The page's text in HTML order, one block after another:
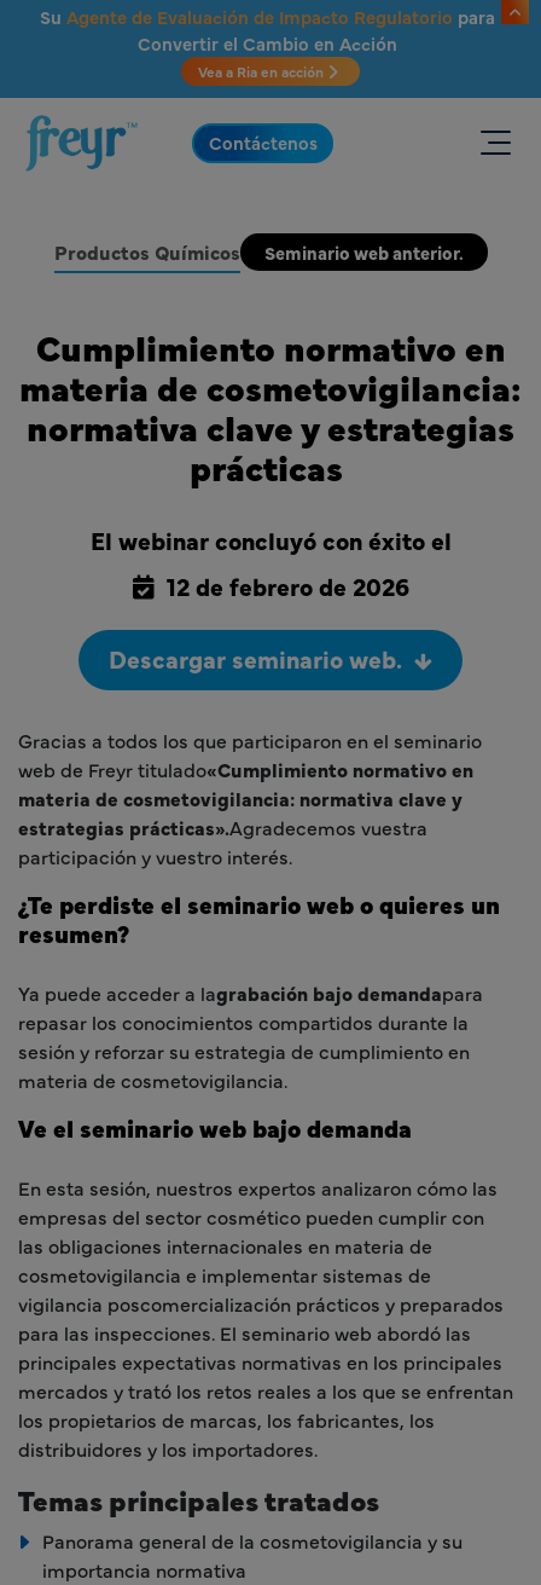
Saltar al contenido principal
Su Agente de Evaluación de Impacto Regulatorio para
Convertir el Cambio en Acción
Vea a Ria en acción
.
Contáctenos
Productos Químicos Seminario web anterior.
Cumplimiento normativo en
materia de cosmetovigilancia:
normativa clave y estrategias
prácticas
El webinar concluyó con éxito el
12 de febrero de 2026
Descargar seminario web.
Gracias a todos los que participaron en el seminario
web de Freyr titulado«Cumplimiento normativo en
materia de cosmetovigilancia: normativa clave y
estrategias prácticas».Agradecemos vuestra
participación y vuestro interés.
¿Te perdiste el seminario web o quieres un
resumen?
Ya puede acceder a lagrabación bajo demandapara
repasar los conocimientos compartidos durante la
sesión y reforzar su estrategia de cumplimiento en
materia de cosmetovigilancia.
Ve el seminario web bajo demanda
En esta sesión, nuestros expertos analizaron cómo las
empresas del sector cosmético pueden cumplir con
las obligaciones internacionales en materia de
cosmetovigilancia e implementar sistemas de
vigilancia poscomercialización prácticos y preparados
para las inspecciones. El seminario web abordó las
principales expectativas normativas en los principales
mercados y trató los retos reales a los que se enfrentan
los propietarios de marcas, los fabricantes, los
distribuidores y los importadores.
Temas principales tratados
Panorama general de la cosmetovigilancia y su
importancia normativa